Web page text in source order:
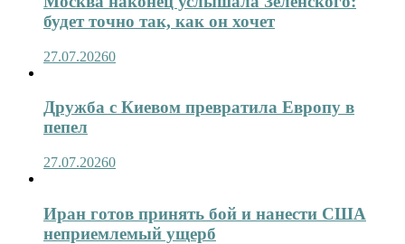
будет точно так, как он хочет
27.07.20260
Дружба с Киевом превратила Европу в
пепел
27.07.20260
Иран готов принять бой и нанести США
неприемлемый ущерб